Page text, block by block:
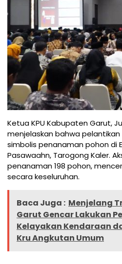
Ketua KPU Kabupaten Garut,
menjelaskan bahwa
simbolis penanaman pohon di
Pasawaahn, Tarogong Kaler.
penanaman 198 pohon,
secara keseluruhan.
Baca Juga : Menjelang
Garut Gencar Lakukan
Kelayakan Kendaraan
Kru Angkutan Umum